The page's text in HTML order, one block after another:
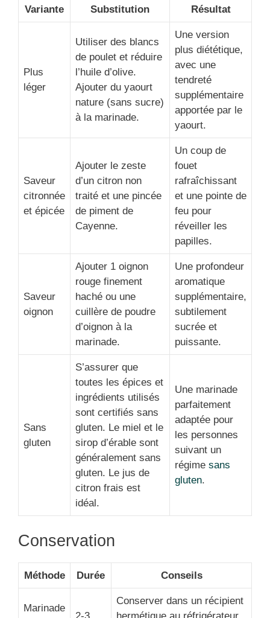
Variante Substitution Résultat
Plus
léger
Utiliser des blancs
de poulet et réduire
l’huile d’olive.
Ajouter du yaourt
nature (sans sucre)
à la marinade.
Une version
plus diététique,
avec une
tendreté
supplémentaire
apportée par le
yaourt.
Saveur
citronnée
et épicée
Ajouter le zeste
d’un citron non
traité et une pincée
de piment de
Cayenne.
Un coup de
fouet
rafraîchissant
et une pointe de
feu pour
réveiller les
papilles.
Saveur
oignon
Ajouter 1 oignon
rouge finement
haché ou une
cuillère de poudre
d’oignon à la
marinade.
Une profondeur
aromatique
supplémentaire,
subtilement
sucrée et
puissante.
Sans
gluten
S’assurer que
toutes les épices et
ingrédients utilisés
sont certifiés sans
gluten. Le miel et le
sirop d’érable sont
généralement sans
gluten. Le jus de
citron frais est
idéal.
Une marinade
parfaitement
adaptée pour
les personnes
suivant un
régime sans
gluten.
Conservation
Méthode Durée Conseils
Marinade
Conserver dans un récipient